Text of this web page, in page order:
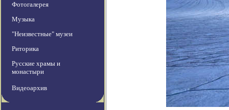
Фотогалерея
Музыка
"Неизвестные" музеи
Риторика
Русские храмы и
монастыри
Видеоархив